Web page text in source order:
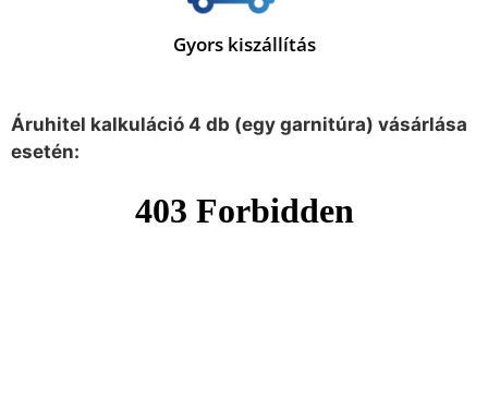
Gyors kiszállítás
Áruhitel kalkuláció 4 db (egy garnitúra) vásárlása
esetén: